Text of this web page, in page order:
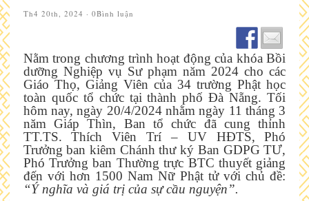
Th4 20th, 2024 · 0Bình luận
Nằm trong chương trình hoạt động của khóa Bồi
dưỡng Nghiệp vụ Sư phạm năm 2024 cho các
Giáo Thọ, Giảng Viên của 34 trường Phật học
toàn quốc tổ chức tại thành phố Đà Nẵng. Tối
hôm nay, ngày 20/4/2024 nhằm ngày 11 tháng 3
năm Giáp Thìn, Ban tổ chức đã cung thỉnh
TT.TS. Thích Viên Trí – UV HĐTS, Phó
Trưởng ban kiêm Chánh thư ký Ban GDPG TƯ,
Phó Trưởng ban Thường trực BTC thuyết giảng
đến với hơn 1500 Nam Nữ Phật tử với chủ đề:
“Ý nghĩa và giá trị của sự cầu nguyện”.